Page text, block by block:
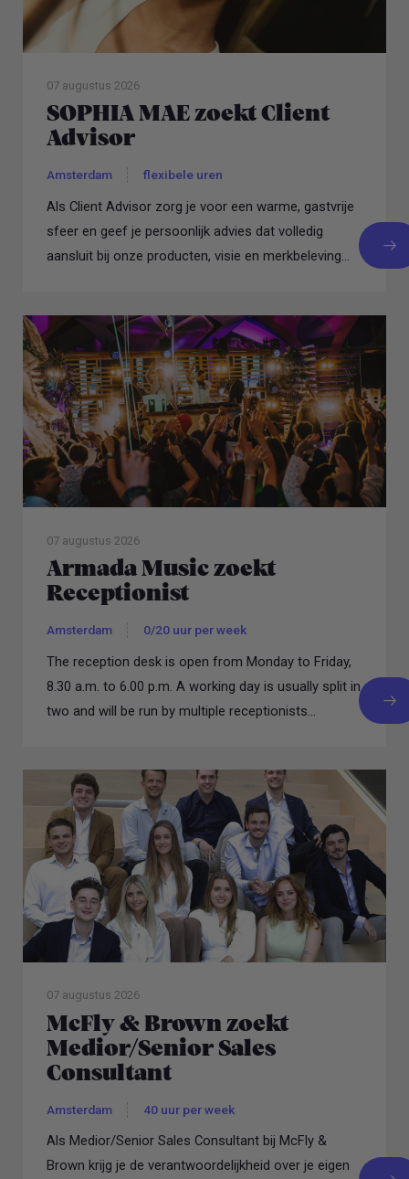
07 augustus 2026
SOPHIA MAE zoekt Client
Advisor
Amsterdam flexibele uren
Als Client Advisor zorg je voor een warme, gastvrije
sfeer en geef je persoonlijk advies dat volledig
aansluit bij onze producten, visie en merkbeleving...
07 augustus 2026
Armada Music zoekt
Receptionist
Amsterdam 0/20 uur per week
The reception desk is open from Monday to Friday,
8.30 a.m. to 6.00 p.m. A working day is usually split in
two and will be run by multiple receptionists...
07 augustus 2026
McFly & Brown zoekt
Medior/Senior Sales
Consultant
Amsterdam 40 uur per week
Als Medior/Senior Sales Consultant bij McFly &
Brown krijg je de verantwoordelijkheid over je eigen